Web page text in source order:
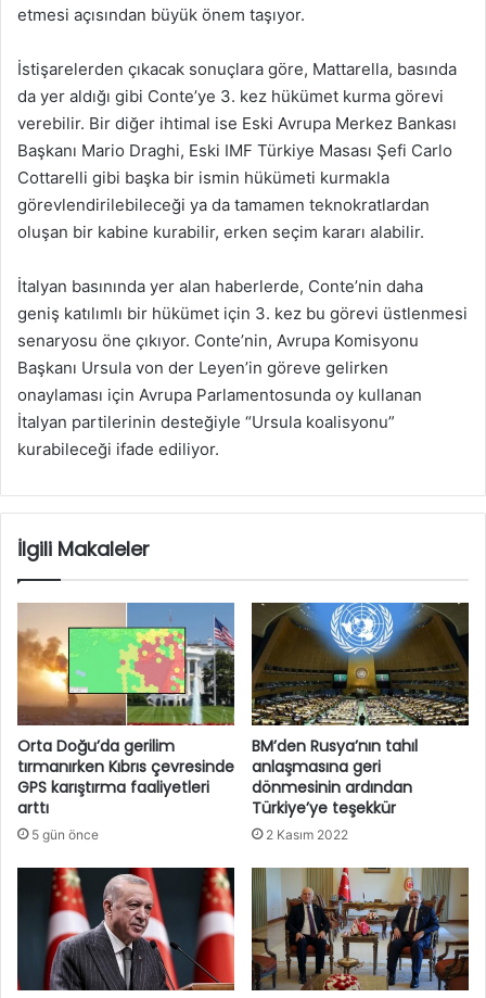
etmesi açısından büyük önem taşıyor.
İstişarelerden çıkacak sonuçlara göre, Mattarella, basında
da yer aldığı gibi Conte’ye 3. kez hükümet kurma görevi
verebilir. Bir diğer ihtimal ise Eski Avrupa Merkez Bankası
Başkanı Mario Draghi, Eski IMF Türkiye Masası Şefi Carlo
Cottarelli gibi başka bir ismin hükümeti kurmakla
görevlendirilebileceği ya da tamamen teknokratlardan
oluşan bir kabine kurabilir, erken seçim kararı alabilir.
İtalyan basınında yer alan haberlerde, Conte’nin daha
geniş katılımlı bir hükümet için 3. kez bu görevi üstlenmesi
senaryosu öne çıkıyor. Conte’nin, Avrupa Komisyonu
Başkanı Ursula von der Leyen’in göreve gelirken
onaylaması için Avrupa Parlamentosunda oy kullanan
İtalyan partilerinin desteğiyle “Ursula koalisyonu”
kurabileceği ifade ediliyor.
İlgili Makaleler
Orta Doğu’da gerilim
tırmanırken Kıbrıs çevresinde
GPS karıştırma faaliyetleri
arttı
5 gün önce
BM’den Rusya’nın tahıl
anlaşmasına geri
dönmesinin ardından
Türkiye’ye teşekkür
2 Kasım 2022